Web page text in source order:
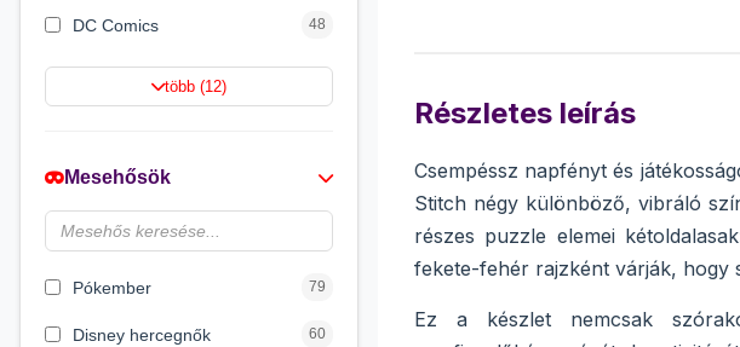
DC Comics 48
Netflix 42
Jurassic World
HotWheels 12
több (12)
Mesehősök
Pókember 79
Disney hercegnők 60
Részletes leírás
Csempéssz napfényt és
Stitch négy különböző, vibráló
részes puzzle elemei
fekete-fehér rajzként várják, hogy
Ez a készlet nemcsak